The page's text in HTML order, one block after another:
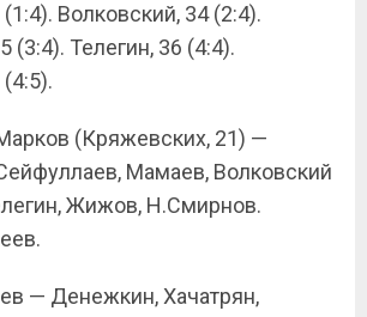
Волковский, 34 (2:4).
(3:4). Телегин, 36 (4:4).
(Кряжевских, 21) —
Мамаев, Волковский
Жижов, Н.Смирнов.
— Денежкин, Хачатрян,